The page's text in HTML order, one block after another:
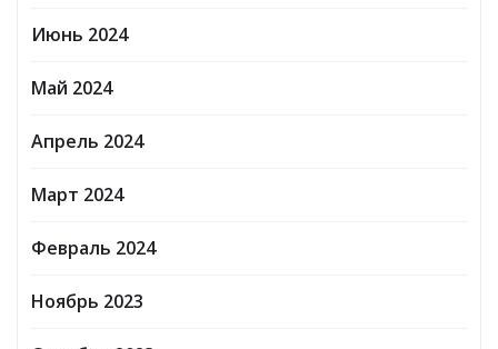
Июнь 2024
Май 2024
Апрель 2024
Март 2024
Февраль 2024
Ноябрь 2023